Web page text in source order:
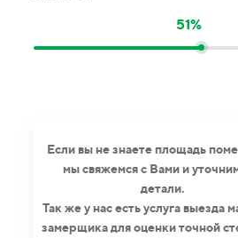
51%
Если вы не знаете площадь
мы свяжемся с Вами и
детали.
Так же у нас есть услуга выезда
замерщика для оценки точной